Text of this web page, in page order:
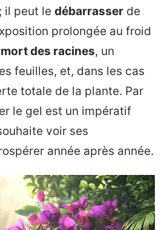
il peut le débarrasser de
prolongée au froid
mort des racines, un
feuilles, et, dans les cas
totale de la plante. Par
le gel est un impératif
voir ses
année après année.